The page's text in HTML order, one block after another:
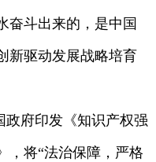
奋斗出来的，是中国
新驱动发展战略培育
府印发《知识产权强
，将“法治保障，严格